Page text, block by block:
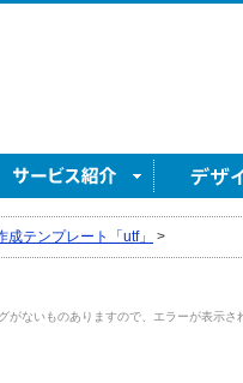
成テンプレート「utf」 >
がないものありますので、エラーが表示